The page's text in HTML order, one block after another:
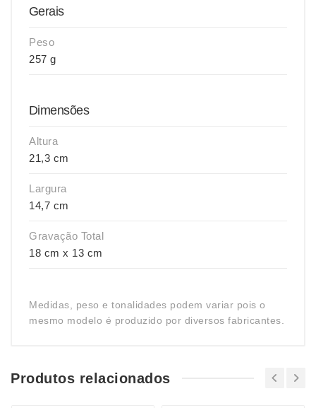
Gerais
Peso
257 g
Dimensões
Altura
21,3 cm
Largura
14,7 cm
Gravação Total
18 cm x 13 cm
Medidas, peso e tonalidades podem variar pois o
mesmo modelo é produzido por diversos fabricantes.
Produtos relacionados